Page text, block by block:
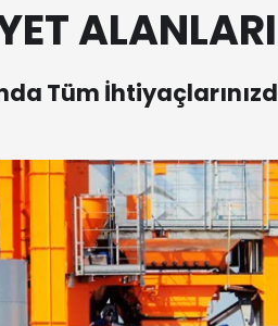
Tüm